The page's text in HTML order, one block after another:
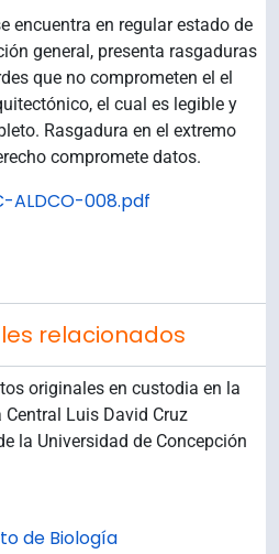
encuentra en regular estado de
general, presenta rasgaduras
que no comprometen el el
el cual es legible y
Rasgadura en el extremo
compromete datos.
ALDCO-008.pdf
relacionados
originales en custodia en la
Central Luis David Cruz
la Universidad de Concepción
de Biología